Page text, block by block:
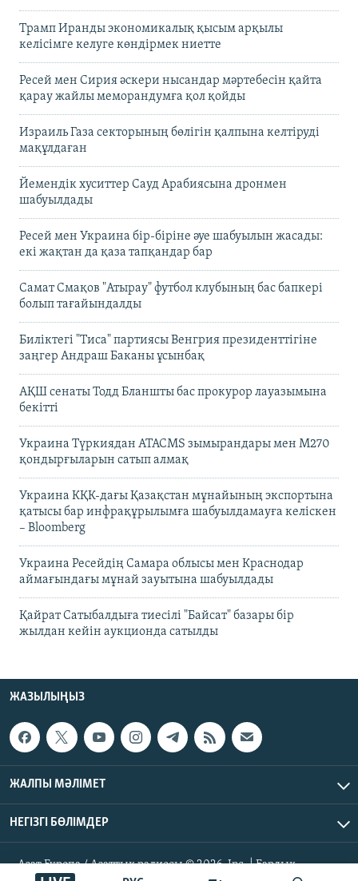
Трамп Иранды экономикалық қысым арқылы
келісімге келуге көндірмек ниетте
Ресей мен Сирия әскери нысандар мәртебесін қайта
қарау жайлы меморандумға қол қойды
Израиль Газа секторының бөлігін қалпына келтіруді
мақұлдаған
Йемендік хуситтер Сауд Арабиясына дронмен
шабуылдады
Ресей мен Украина бір-біріне әуе шабуылын жасады:
екі жақтан да қаза тапқандар бар
Самат Смақов "Атырау" футбол клубының бас бапкері
болып тағайындалды
Биліктегі "Тиса" партиясы Венгрия президенттігіне
заңгер Андраш Баканы ұсынбақ
АҚШ сенаты Тодд Бланшты бас прокурор лауазымына
бекітті
Украина Түркиядан ATACMS зымырандары мен M270
қондырғыларын сатып алмақ
Украина КҚК-дағы Қазақстан мұнайының экспортына
қатысы бар инфрақұрылымға шабуылдамауға келіскен
– Bloomberg
Украина Ресейдің Самара облысы мен Краснодар
аймағындағы мұнай зауытына шабуылдады
Қайрат Сатыбалдыға тиесілі "Байсат" базары бір
жылдан кейін аукционда сатылды
ЖАЗЫЛЫҢЫЗ
ЖАЛПЫ МӘЛІМЕТ
НЕГІЗГІ БӨЛІМДЕР
Азат Еуропа / Азаттық радиосы © 2026, Inc. | Барлық